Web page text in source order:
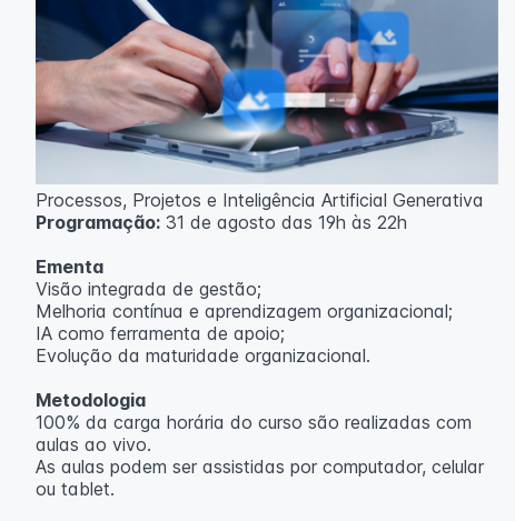
Processos, Projetos e Inteligência Artificial Generativa
Programação: 31 de agosto das 19h às 22h
Ementa
Visão integrada de gestão;
Melhoria contínua e aprendizagem organizacional;
IA como ferramenta de apoio;
Evolução da maturidade organizacional.
Metodologia
100% da carga horária do curso são realizadas com
aulas ao vivo.
As aulas podem ser assistidas por computador, celular
ou tablet.